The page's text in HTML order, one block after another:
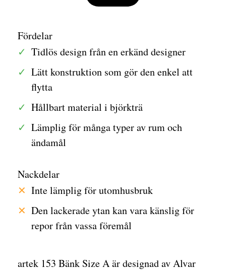
artek 153 Bänk Size A är designad av Alvar
Fördelar
Tidlös design från en erkänd designer
Lätt konstruktion som gör den enkel att
flytta
Hållbart material i björkträ
Lämplig för många typer av rum och
ändamål
Nackdelar
Inte lämplig för utomhusbruk
Den lackerade ytan kan vara känslig för
repor från vassa föremål